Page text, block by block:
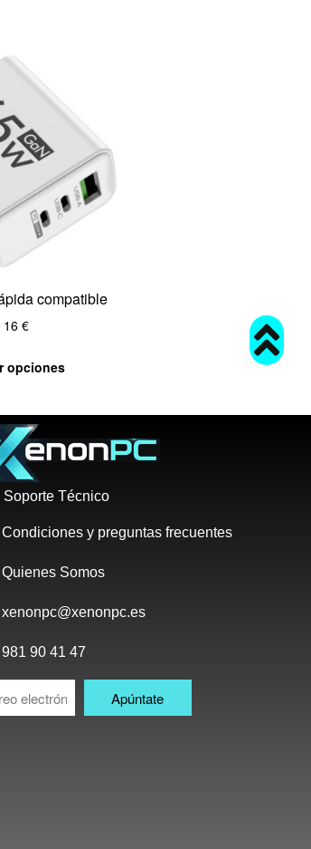
compatible
16 €
opciones
Soporte Técnico
Condiciones y preguntas frecuentes
Quienes Somos
xenonpc@xenonpc.es
981 90 41 47
Apúntate